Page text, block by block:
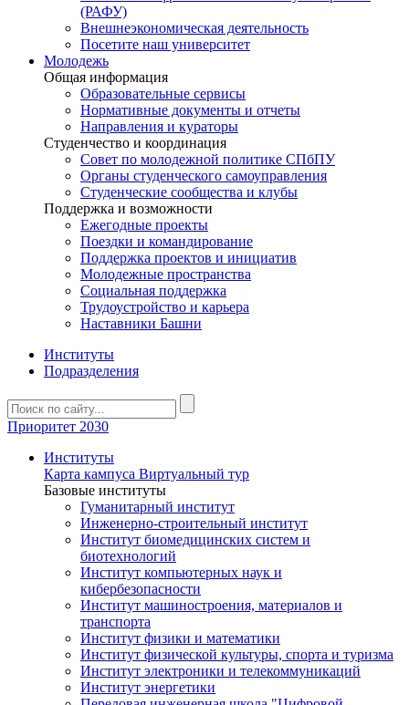
(РАФУ)
Внешнеэкономическая деятельность
Посетите наш университет
Молодежь
Общая информация
Образовательные сервисы
Нормативные документы и отчеты
Направления и кураторы
Студенчество и координация
Совет по молодежной политике СПбПУ
Органы студенческого самоуправления
Студенческие сообщества и клубы
Поддержка и возможности
Ежегодные проекты
Поездки и командирование
Поддержка проектов и инициатив
Молодежные пространства
Социальная поддержка
Трудоустройство и карьера
Наставники Башни
Институты
Подразделения
Приоритет 2030
Институты
Карта кампуса Виртуальный тур
Базовые институты
Гуманитарный институт
Инженерно-строительный институт
Институт биомедицинских систем и
биотехнологий
Институт компьютерных наук и
кибербезопасности
Институт машиностроения, материалов и
транспорта
Институт физики и математики
Институт физической культуры, спорта и туризма
Институт электроники и телекоммуникаций
Институт энергетики